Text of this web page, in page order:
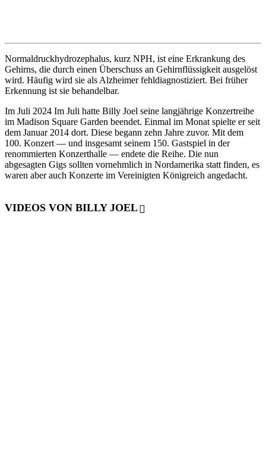
Normaldruckhydrozephalus, kurz NPH, ist eine Erkrankung des
Gehirns, die durch einen Überschuss an Gehirnflüssigkeit ausgelöst
wird. Häufig wird sie als Alzheimer fehldiagnostiziert. Bei früher
Erkennung ist sie behandelbar.
Im Juli 2024 Im Juli hatte Billy Joel seine langjährige Konzertreihe
im Madison Square Garden beendet. Einmal im Monat spielte er seit
dem Januar 2014 dort. Diese begann zehn Jahre zuvor. Mit dem
100. Konzert — und insgesamt seinem 150. Gastspiel in der
renommierten Konzerthalle — endete die Reihe. Die nun
abgesagten Gigs sollten vornehmlich in Nordamerika statt finden, es
waren aber auch Konzerte im Vereinigten Königreich angedacht.
VIDEOS VON BILLY JOEL